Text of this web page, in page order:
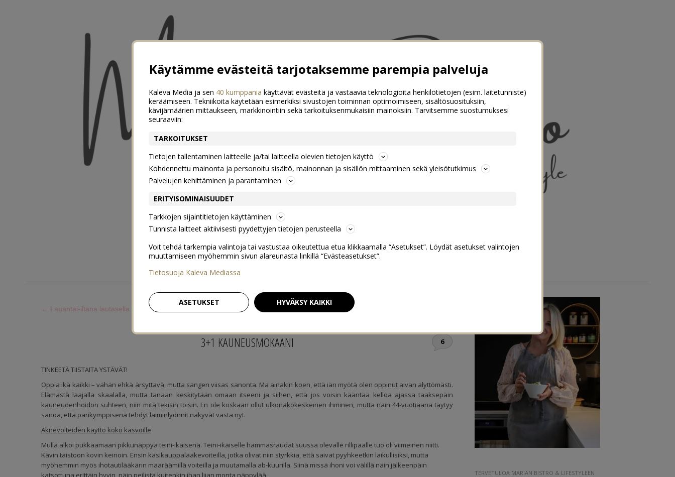
ETUSIVU
← Lauantai-iltana lautasella Kun sinä tulet paikalle, mitä tulee paikalle?
3+1 KAUNEUSMOKAANI 6
TINKEETÄ TIISTAITA YSTÄVÄT!
Oppia ikä kaikki – vähän ehkä ärsyttävä, mutta sangen viisas sanonta. Mä ainakin koen, että iän myötä olen oppinut aivan älyttömästi.
Elämästä laajalla skaalalla, mutta tänään keskitytään omaan itseeni ja siihen, että jos voisin kääntää kelloa ajassa taaksepäin
kauneudenhoidon suhteen, niin mitä tekisin toisin. En ole koskaan ollut ulkonäkökeskeinen ihminen, mutta näin 44-vuotiaana täytyy
sanoa, että parikymppisenä tehdyt laiminlyönnit näkyvät vasta nyt.
Aknevoiteiden käyttö koko kasvoille
Mulla alkoi pukkaamaan pikkunäppyä teini-ikäisenä. Teini-ikäiselle hammasraudat suussa olevalle rillipäälle tuo oli viimeinen niitti.
Kävin taistoon kovin keinoin. Ensin käsikauppalääkevoiteilla, jotka olivat niin styrkkia, että saivat pyyhkeetkin laikullisiksi, mutta
myöhemmin myös ihotautilääkärin määräämillä voiteilla ja muutamalla ab-kuurilla. Siinä missä ihoni voi välillä näin jälkeenpäin
katsottuna erittäin hyvin, näin peilistä kuitenkin ihan liian monta näppylää.
TERVETULOA MARIAN BISTRO & LIFESTYLEEN
Käytämme evästeitä tarjotaksemme parempia palveluja
Kaleva Media ja sen 40 kumppania käyttävät evästeitä ja vastaavia teknologioita henkilötietojen (esim. laitetunniste)
keräämiseen. Tekniikoita käytetään esimerkiksi sivustojen toiminnan optimoimiseen, sisältösuosituksiin,
kävijämäärien mittaukseen, markkinointiin sekä tarkoituksenmukaisiin mainoksiin. Tarvitsemme suostumuksesi
seuraaviin:
TARKOITUKSET
Tietojen tallentaminen laitteelle ja/tai laitteella olevien tietojen käyttö
Kohdennettu mainonta ja personoitu sisältö, mainonnan ja sisällön mittaaminen sekä yleisötutkimus
Palvelujen kehittäminen ja parantaminen
ERITYISOMINAISUUDET
Tarkkojen sijaintitietojen käyttäminen
Tunnista laitteet aktiivisesti pyydettyjen tietojen perusteella
Voit tehdä tarkempia valintoja tai vastustaa oikeutettua etua klikkaamalla “Asetukset”. Löydät asetukset valintojen
muuttamiseen myöhemmin sivun alareunasta linkillä “Evästeasetukset”.
Tietosuoja Kaleva Mediassa
ASETUKSET HYVÄKSY KAIKKI